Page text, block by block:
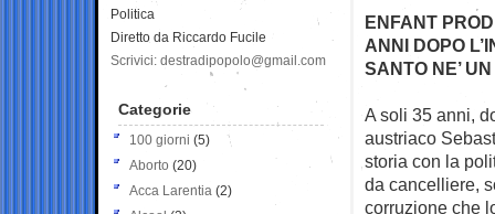
ENFANT
ANNI DOPO
SANTO NE’
A soli 35 anni,
austriaco
storia con la
da cancelliere,
corruzione che
Politica
Diretto da Riccardo Fucile
Scrivici: destradipopolo@gmail.com
Categorie
100 giorni (5)
Aborto (20)
Acca Larentia (2)